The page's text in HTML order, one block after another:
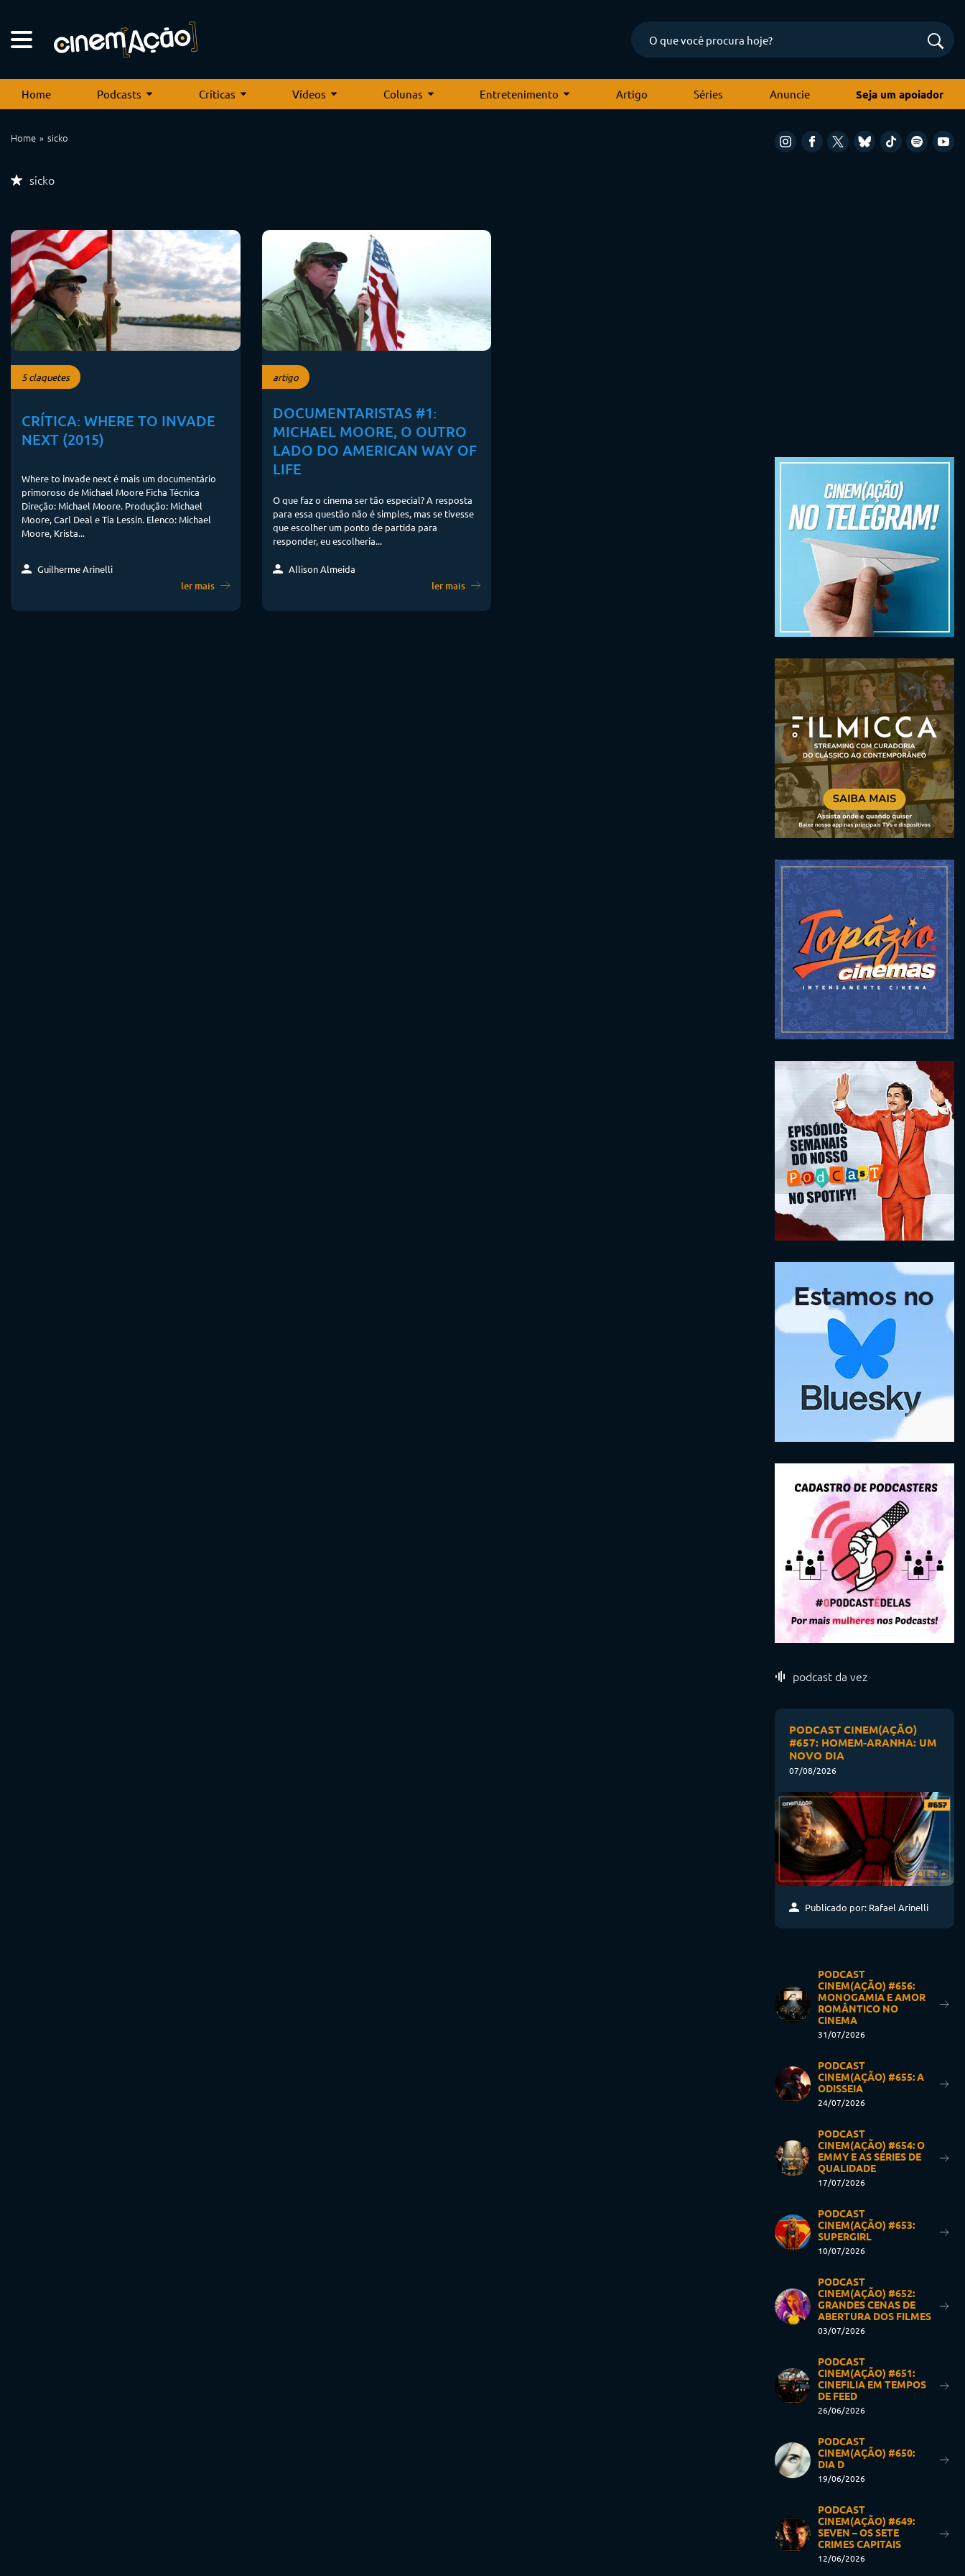
Home Podcasts Críticas Vídeos Colunas Entretenimento Artigo Séries Anuncie Seja um apoiador
Home sicko
sicko
5 claquetes
CRÍTICA: WHERE TO INVADE
NEXT (2015)
Where to invade next é mais um documentário
primoroso de Michael Moore Ficha Técnica
Direção: Michael Moore. Produção: Michael
Moore, Carl Deal e Tia Lessin. Elenco: Michael
Moore, Krista...
Guilherme Arinelli
ler mais
artigo
DOCUMENTARISTAS #1:
MICHAEL MOORE, O OUTRO
LADO DO AMERICAN WAY OF
LIFE
O que faz o cinema ser tão especial? A resposta
para essa questão não é simples, mas se tivesse
que escolher um ponto de partida para
responder, eu escolheria...
Allison Almeida
ler mais
podcast da vez
PODCAST CINEM(AÇÃO)
#657: HOMEM-ARANHA: UM
NOVO DIA
07/08/2026
Publicado por: Rafael Arinelli
PODCAST
CINEM(AÇÃO) #656:
MONOGAMIA E AMOR
ROMÂNTICO NO
CINEMA
31/07/2026
PODCAST
CINEM(AÇÃO) #655: A
ODISSEIA
24/07/2026
PODCAST
CINEM(AÇÃO) #654: O
EMMY E AS SÉRIES DE
QUALIDADE
17/07/2026
PODCAST
CINEM(AÇÃO) #653:
SUPERGIRL
10/07/2026
PODCAST
CINEM(AÇÃO) #652:
GRANDES CENAS DE
ABERTURA DOS FILMES
03/07/2026
PODCAST
CINEM(AÇÃO) #651:
CINEFILIA EM TEMPOS
DE FEED
26/06/2026
PODCAST
CINEM(AÇÃO) #650:
DIA D
19/06/2026
PODCAST
CINEM(AÇÃO) #649:
SEVEN – OS SETE
CRIMES CAPITAIS
12/06/2026